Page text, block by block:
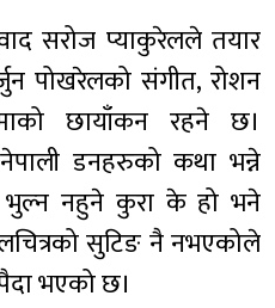
सरोज प्याकुरेलले तयार
पोखरेलको संगीत, रोशन
छायाँकन रहने छ।
डनहरुको कथा भन्ने
भुल्न नहुने कुरा के हो भने
सुटिङ नै नभएकोले
भएको छ।